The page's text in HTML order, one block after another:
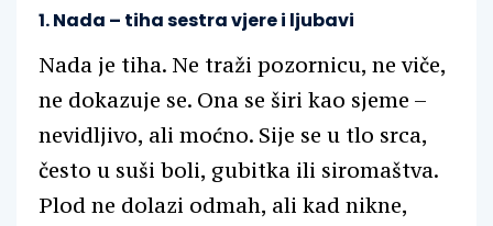
1. Nada – tiha sestra vjere i ljubavi
Nada je tiha. Ne traži pozornicu, ne viče,
ne dokazuje se. Ona se širi kao sjeme –
nevidljivo, ali moćno. Sije se u tlo srca,
često u suši boli, gubitka ili siromaštva.
Plod ne dolazi odmah, ali kad nikne,